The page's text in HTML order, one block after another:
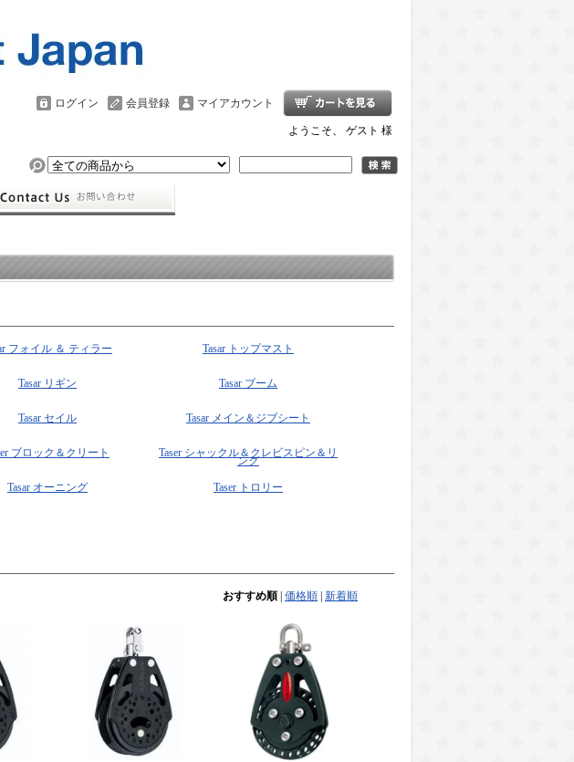
マイアカウント
会員登録
ログイン
ようこそ、 ゲスト 様
フォイル ＆ ティラー Tasar トップマスト
Tasar リギン Tasar ブーム
Tasar セイル Tasar メイン＆ジブシート
ブロック＆クリート Taser シャックル＆クレビスピン＆リ
ング
Tasar オーニング Taser トロリー
おすすめ順 価格順 新着順